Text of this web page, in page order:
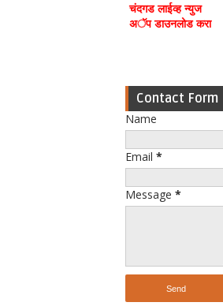
चंदगड लाईव्ह न्युज
अॅप डाउनलोड करा
Contact Form
Name
Email *
Message *